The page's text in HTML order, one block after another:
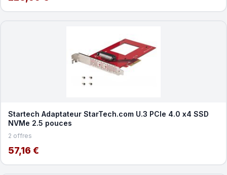
Startech Adaptateur StarTech.com U.3 PCIe 4.0 x4 SSD
NVMe 2.5 pouces
2 offres
57,16 €